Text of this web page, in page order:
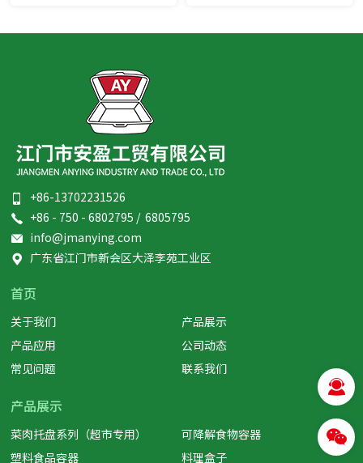
+86-13702231526
+86 - 750 - 6802795 / 6805795
info@jmanying.com
广东省江门市新会区大泽李苑工业区
首页
关于我们
产品展示
产品应用
公司动态
常见问题
联系我们
产品展示
菜肉托盘系列（超市专用）
可降解食物容器
塑料食品容器
料理盒子